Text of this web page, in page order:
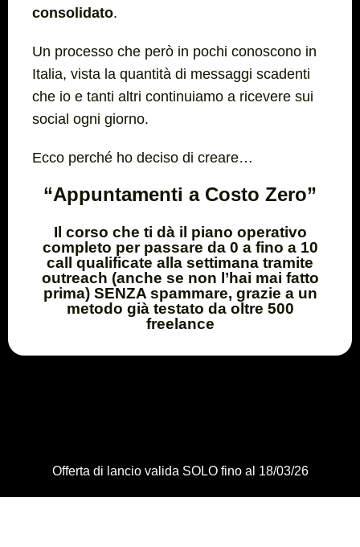
consolidato.
Un processo che però in pochi conoscono in
Italia, vista la quantità di messaggi scadenti
che io e tanti altri continuiamo a ricevere sui
social ogni giorno.
Ecco perché ho deciso di creare…
“Appuntamenti a Costo Zero”
Il corso che ti dà il piano operativo
completo per passare da 0 a fino a 10
call qualificate alla settimana tramite
outreach (anche se non l’hai mai fatto
prima) SENZA spammare, grazie a un
metodo già testato da oltre 500
freelance
Offerta di lancio valida SOLO fino al 18/03/26